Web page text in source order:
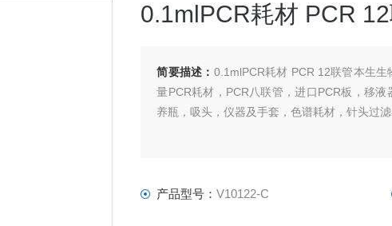
0.1mlPCR耗材 PCR
简要描述： 0.1mlPCR耗材 PCR 12联管本生
量PCR耗材，PCR八联管，进口PCR板，移
养瓶，吸头，仪器及手套，色谱耗材，针头过滤
产品型号：V10122-C